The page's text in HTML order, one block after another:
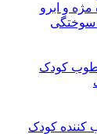
مژه و ابرو
سوختگی
کودک
کودک